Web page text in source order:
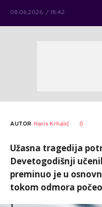
08.06.2026. / 18:42
AUTOR Haris Krhalić 0
Užasna tragedija
Devetogodišnji
preminuo je u
tokom odmora